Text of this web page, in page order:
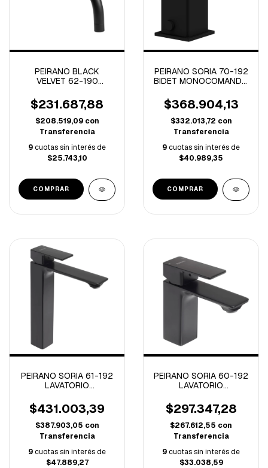
PEIRANO BLACK
VELVET 62-190
C/CERAMICO (A)
$231.687,88
$208.519,09 con
Transferencia
9cuotas sin interés de
$25.743,10
PEIRANO SORIA 70-192
BIDET MONOCOMANDO
$368.904,13
$332.013,72 con
Transferencia
9cuotas sin interés de
$40.989,35
PEIRANO SORIA 61-192
LAVATORIO
SORIA NEGRO (B)
$431.003,39
$387.903,05 con
Transferencia
9cuotas sin interés de
$47.889,27
PEIRANO SORIA 60-192
LAVATORIO
SORIA NEGRO (B)
$297.347,28
$267.612,55 con
Transferencia
9cuotas sin interés de
$33.038,59